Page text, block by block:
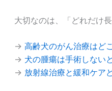
大切なのは、「どれだけ
→ 高齢犬のがん治療はど
→ 犬の腫瘍は手術しない
→ 放射線治療と緩和ケア